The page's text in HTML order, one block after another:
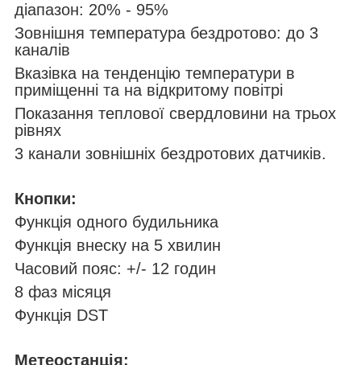
діапазон: 20% - 95%
Зовнішня температура бездротово: до 3
каналів
Вказівка на тенденцію температури в
приміщенні та на відкритому повітрі
Показання теплової свердловини на трьох
рівнях
3 канали зовнішніх бездротових датчиків.
Кнопки:
Функція одного будильника
Функція внеску на 5 хвилин
Часовий пояс: +/- 12 годин
8 фаз місяця
Функція DST
Метеостанція: